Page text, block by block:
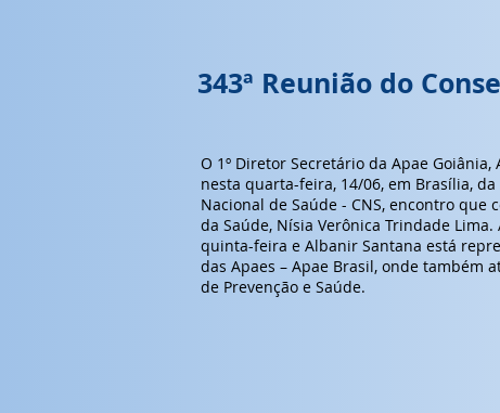
343ª Reunião do
O 1º Diretor Secretário da Apae
nesta quarta-feira, 14/06, em Brasília, da
Nacional de Saúde - CNS, encontro
da Saúde, Nísia Verônica Trindade
quinta-feira e Albanir Santana está
das Apaes – Apae Brasil, onde também
de Prevenção e Saúde.